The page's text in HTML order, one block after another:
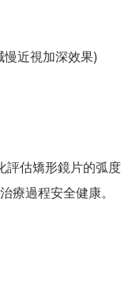
近視加深效果)
估矯形鏡片的弧
療過程安全健康。